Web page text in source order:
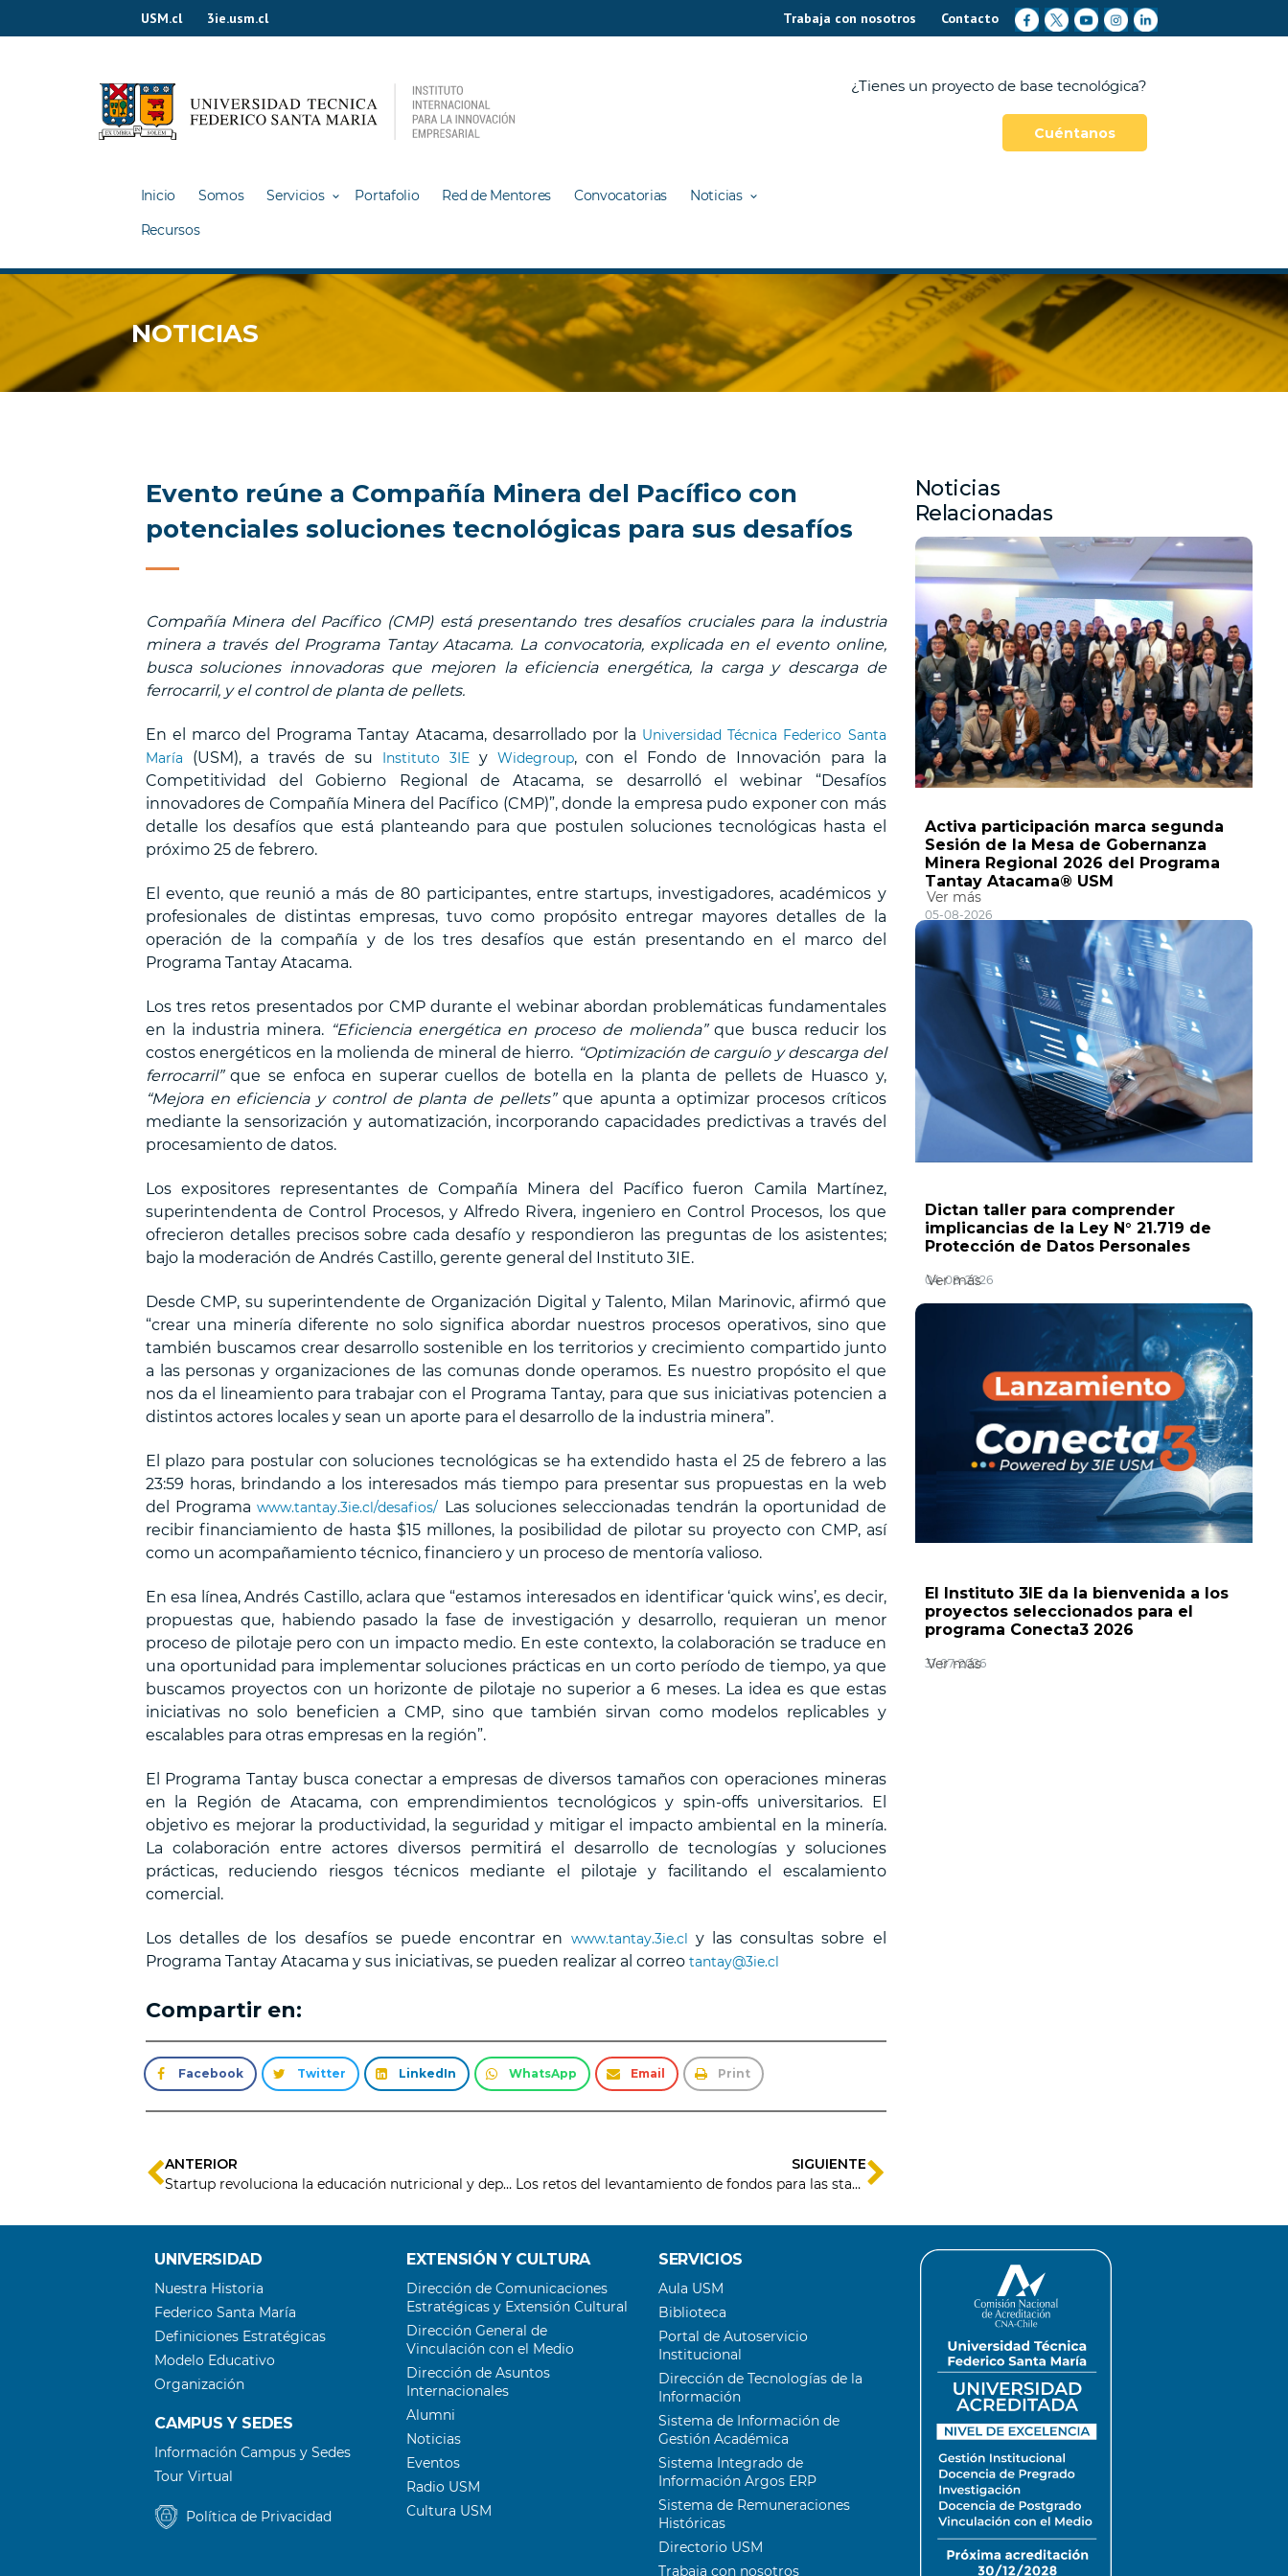
USM.cl 3ie.usm.cl Trabaja con nosotros Contacto
¿Tienes un proyecto de base tecnológica?
Cuéntanos
Inicio Somos Servicios Portafolio Red de Mentores Convocatorias
Noticias
Recursos
NOTICIAS
Evento reúne a Compañía Minera del Pacífico con
potenciales soluciones tecnológicas para sus desafíos
Compañía Minera del Pacífico (CMP) está presentando tres desafíos cruciales para la industria
minera a través del Programa Tantay Atacama. La convocatoria, explicada en el evento online,
busca soluciones innovadoras que mejoren la eficiencia energética, la carga y descarga de
ferrocarril, y el control de planta de pellets.
En el marco del Programa Tantay Atacama, desarrollado por la Universidad Técnica Federico Santa
María (USM), a través de su Instituto 3IEy Widegroup, con el Fondo de Innovación para la
Competitividad del Gobierno Regional de Atacama, se desarrolló el webinar “Desafíos
innovadores de Compañía Minera del Pacífico (CMP)”, donde la empresa pudo exponer con más
detalle los desafíos que está planteando para que postulen soluciones tecnológicas hasta el
próximo 25 de febrero.
El evento, que reunió a más de 80 participantes, entre startups, investigadores, académicos y
profesionales de distintas empresas, tuvo como propósito entregar mayores detalles de la
operación de la compañía y de los tres desafíos que están presentando en el marco del
Programa Tantay Atacama.
Los tres retos presentados por CMP durante el webinar abordan problemáticas fundamentales
en la industria minera. “Eficiencia energética en proceso de molienda” que busca reducir los
costos energéticos en la molienda de mineral de hierro. “Optimización de carguío y descarga del
ferrocarril”que se enfoca en superar cuellos de botella en la planta de pellets de Huasco y,
“Mejora en eficiencia y control de planta de pellets”que apunta a optimizar procesos críticos
mediante la sensorización y automatización, incorporando capacidades predictivas a través del
procesamiento de datos.
Los expositores representantes de Compañía Minera del Pacífico fueron Camila Martínez,
superintendenta de Control Procesos, y Alfredo Rivera, ingeniero en Control Procesos, los que
ofrecieron detalles precisos sobre cada desafío y respondieron las preguntas de los asistentes;
bajo la moderación de Andrés Castillo, gerente general del Instituto 3IE.
Desde CMP, su superintendente de Organización Digital y Talento, Milan Marinovic, afirmó que
“crear una minería diferente no solo significa abordar nuestros procesos operativos, sino que
también buscamos crear desarrollo sostenible en los territorios y crecimiento compartido junto
a las personas y organizaciones de las comunas donde operamos. Es nuestro propósito el que
nos da el lineamiento para trabajar con el Programa Tantay, para que sus iniciativas potencien a
distintos actores locales y sean un aporte para el desarrollo de la industria minera”.
El plazo para postular con soluciones tecnológicas se ha extendido hasta el 25 de febrero a las
23:59 horas, brindando a los interesados más tiempo para presentar sus propuestas en la web
del Programawww.tantay.3ie.cl/desafios/ Las soluciones seleccionadas tendrán la oportunidad de
recibir financiamiento de hasta $15 millones, la posibilidad de pilotar su proyecto con CMP, así
como un acompañamiento técnico, financiero y un proceso de mentoría valioso.
En esa línea, Andrés Castillo, aclara que “estamos interesados en identificar ‘quick wins’, es decir,
propuestas que, habiendo pasado la fase de investigación y desarrollo, requieran un menor
proceso de pilotaje pero con un impacto medio. En este contexto, la colaboración se traduce en
una oportunidad para implementar soluciones prácticas en un corto período de tiempo, ya que
buscamos proyectos con un horizonte de pilotaje no superior a 6 meses. La idea es que estas
iniciativas no solo beneficien a CMP, sino que también sirvan como modelos replicables y
escalables para otras empresas en la región”.
El Programa Tantay busca conectar a empresas de diversos tamaños con operaciones mineras
en la Región de Atacama, con emprendimientos tecnológicos y spin-offs universitarios. El
objetivo es mejorar la productividad, la seguridad y mitigar el impacto ambiental en la minería.
La colaboración entre actores diversos permitirá el desarrollo de tecnologías y soluciones
prácticas, reduciendo riesgos técnicos mediante el pilotaje y facilitando el escalamiento
comercial.
Los detalles de los desafíos se puede encontrar en www.tantay.3ie.cl y las consultas sobre el
Programa Tantay Atacama y sus iniciativas, se pueden realizar al correo tantay@3ie.cl
Compartir en:
Facebook Twitter LinkedIn WhatsApp Email Print
ANTERIOR
Startup revoluciona la educación nutricional y deportiva con su nuevo juego para dispositivos móviles
SIGUIENTE
Los retos del levantamiento de fondos para las startups latinoamericanas
Noticias
Relacionadas
Activa participación marca segunda
Sesión de la Mesa de Gobernanza
Minera Regional 2026 del Programa
Tantay Atacama® USM
05-08-2026
Ver más
Dictan taller para comprender
implicancias de la Ley N° 21.719 de
Protección de Datos Personales
04-08-2026
Ver más
El Instituto 3IE da la bienvenida a los
proyectos seleccionados para el
programa Conecta3 2026
31-07-2026
Ver más
UNIVERSIDAD
Nuestra Historia
Federico Santa María
Definiciones Estratégicas
Modelo Educativo
Organización
CAMPUS Y SEDES
Información Campus y Sedes
Tour Virtual
Política de Privacidad
EXTENSIÓN Y CULTURA
Dirección de Comunicaciones
Estratégicas y Extensión Cultural
Dirección General de
Vinculación con el Medio
Dirección de Asuntos
Internacionales
Alumni
Noticias
Eventos
Radio USM
Cultura USM
SERVICIOS
Aula USM
Biblioteca
Portal de Autoservicio
Institucional
Dirección de Tecnologías de la
Información
Sistema de Información de
Gestión Académica
Sistema Integrado de
Información Argos ERP
Sistema de Remuneraciones
Históricas
Directorio USM
Trabaja con nosotros